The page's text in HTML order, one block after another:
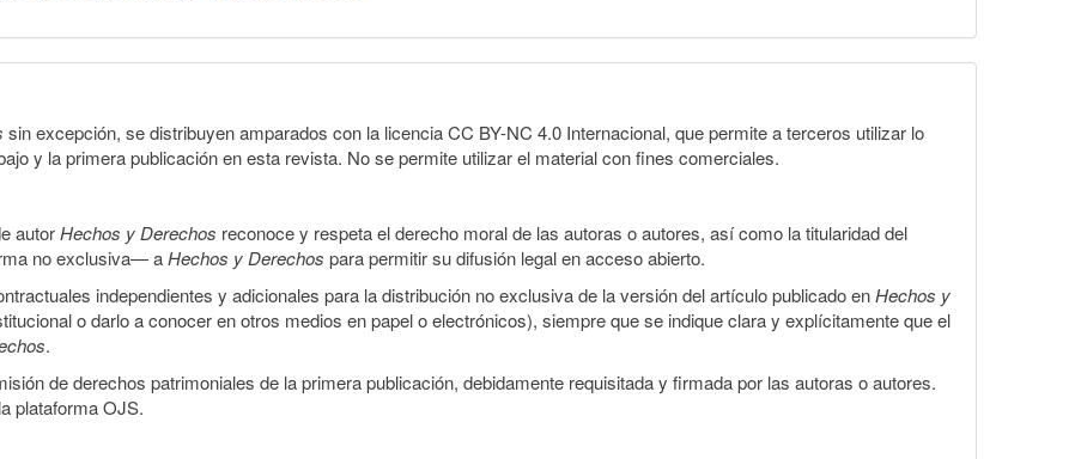
sin excepción, se distribuyen amparados con la licencia CC BY-NC 4.0 Internacional, que permite a terceros utilizar lo
y la primera publicación en esta revista. No se permite utilizar el material con fines comerciales.
autorHechos y Derechos reconoce y respeta el derecho moral de las autoras o autores, así como la titularidad del
no exclusiva— aHechos y Derechos para permitir su difusión legal en acceso abierto.
independientes y adicionales para la distribución no exclusiva de la versión del artículo publicado enHechos y
o darlo a conocer en otros medios en papel o electrónicos), siempre que se indique clara y explícitamente que el
.
de derechos patrimoniales de la primera publicación, debidamente requisitada y firmada por las autoras o autores.
plataforma OJS.